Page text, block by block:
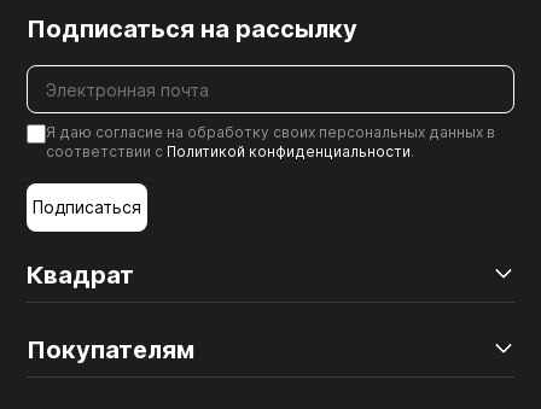
Квадрат
Покупателям
Подписаться на рассылку
Я даю согласие на обработку своих персональных данных в
соответствии с Политикой конфиденциальности.
Подписаться